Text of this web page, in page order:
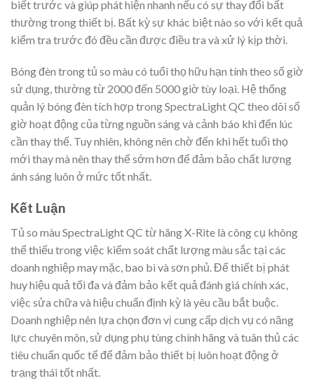
biết trước và giúp phát hiện nhanh nếu có sự thay đổi bất
thường trong thiết bị. Bất kỳ sự khác biệt nào so với kết quả
kiểm tra trước đó đều cần được điều tra và xử lý kịp thời.
Bóng đèn trong tủ so màu có tuổi thọ hữu hạn tính theo số giờ
sử dụng, thường từ 2000 đến 5000 giờ tùy loại. Hệ thống
quản lý bóng đèn tích hợp trong SpectraLight QC theo dõi số
giờ hoạt động của từng nguồn sáng và cảnh báo khi đến lúc
cần thay thế. Tuy nhiên, không nên chờ đến khi hết tuổi thọ
mới thay mà nên thay thế sớm hơn để đảm bảo chất lượng
ánh sáng luôn ở mức tốt nhất.
Kết Luận
Tủ so màu SpectraLight QC từ hãng X-Rite là công cụ không
thể thiếu trong việc kiểm soát chất lượng màu sắc tại các
doanh nghiệp may mặc, bao bì và sơn phủ. Để thiết bị phát
huy hiệu quả tối đa và đảm bảo kết quả đánh giá chính xác,
việc sửa chữa và hiệu chuẩn định kỳ là yêu cầu bắt buộc.
Doanh nghiệp nên lựa chọn đơn vị cung cấp dịch vụ có năng
lực chuyên môn, sử dụng phụ tùng chính hãng và tuân thủ các
tiêu chuẩn quốc tế để đảm bảo thiết bị luôn hoạt động ở
trạng thái tốt nhất.